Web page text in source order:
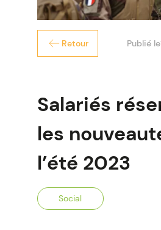
Retour Publié le
Salariés
les
l’été 2023
Social